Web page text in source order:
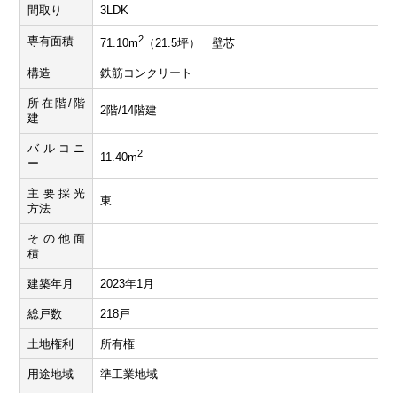
間取り 3LDK
専有面積 71.10m2 （21.5坪） 壁芯
構造 鉄筋コンクリート
所在階/階
建
2階/14階建
バルコニ
ー
11.40m2
主要採光
方法
東
その他面
積
建築年月 2023年1月
総戸数 218戸
土地権利 所有権
用途地域 準工業地域